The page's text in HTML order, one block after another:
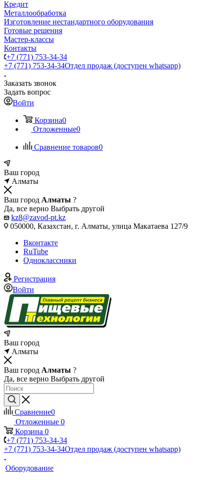
Кредит
Металлообработка
Изготовление нестандартного оборудования
Готовые решения
Мастер-классы
Контакты
+7 (771) 753-34-34
+7 (771) 753-34-34Отдел продаж (доступен whatsapp)
Заказать звонок
Задать вопрос
Войти
Корзина0
Отложенные0
Сравнение товаров0
Ваш город
Алматы
Ваш город Алматы ?
Да, все верно Выбрать другой
kz8@zavod-pt.kz
050000, Казахстан, г. Алматы, улица Макатаева 127/9
Вконтакте
RuTube
Одноклассники
Регистрация
Войти
Ваш город
Алматы
Ваш город Алматы ?
Да, все верно Выбрать другой
Сравнение0
Отложенные 0
Корзина 0
+7 (771) 753-34-34
+7 (771) 753-34-34Отдел продаж (доступен whatsapp)
Оборудование